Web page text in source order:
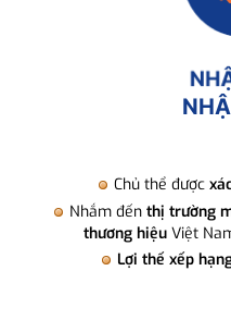
Chủ thể được
Nhắm đến thị trường
thương hiệuViệt
Lợi thế xếp